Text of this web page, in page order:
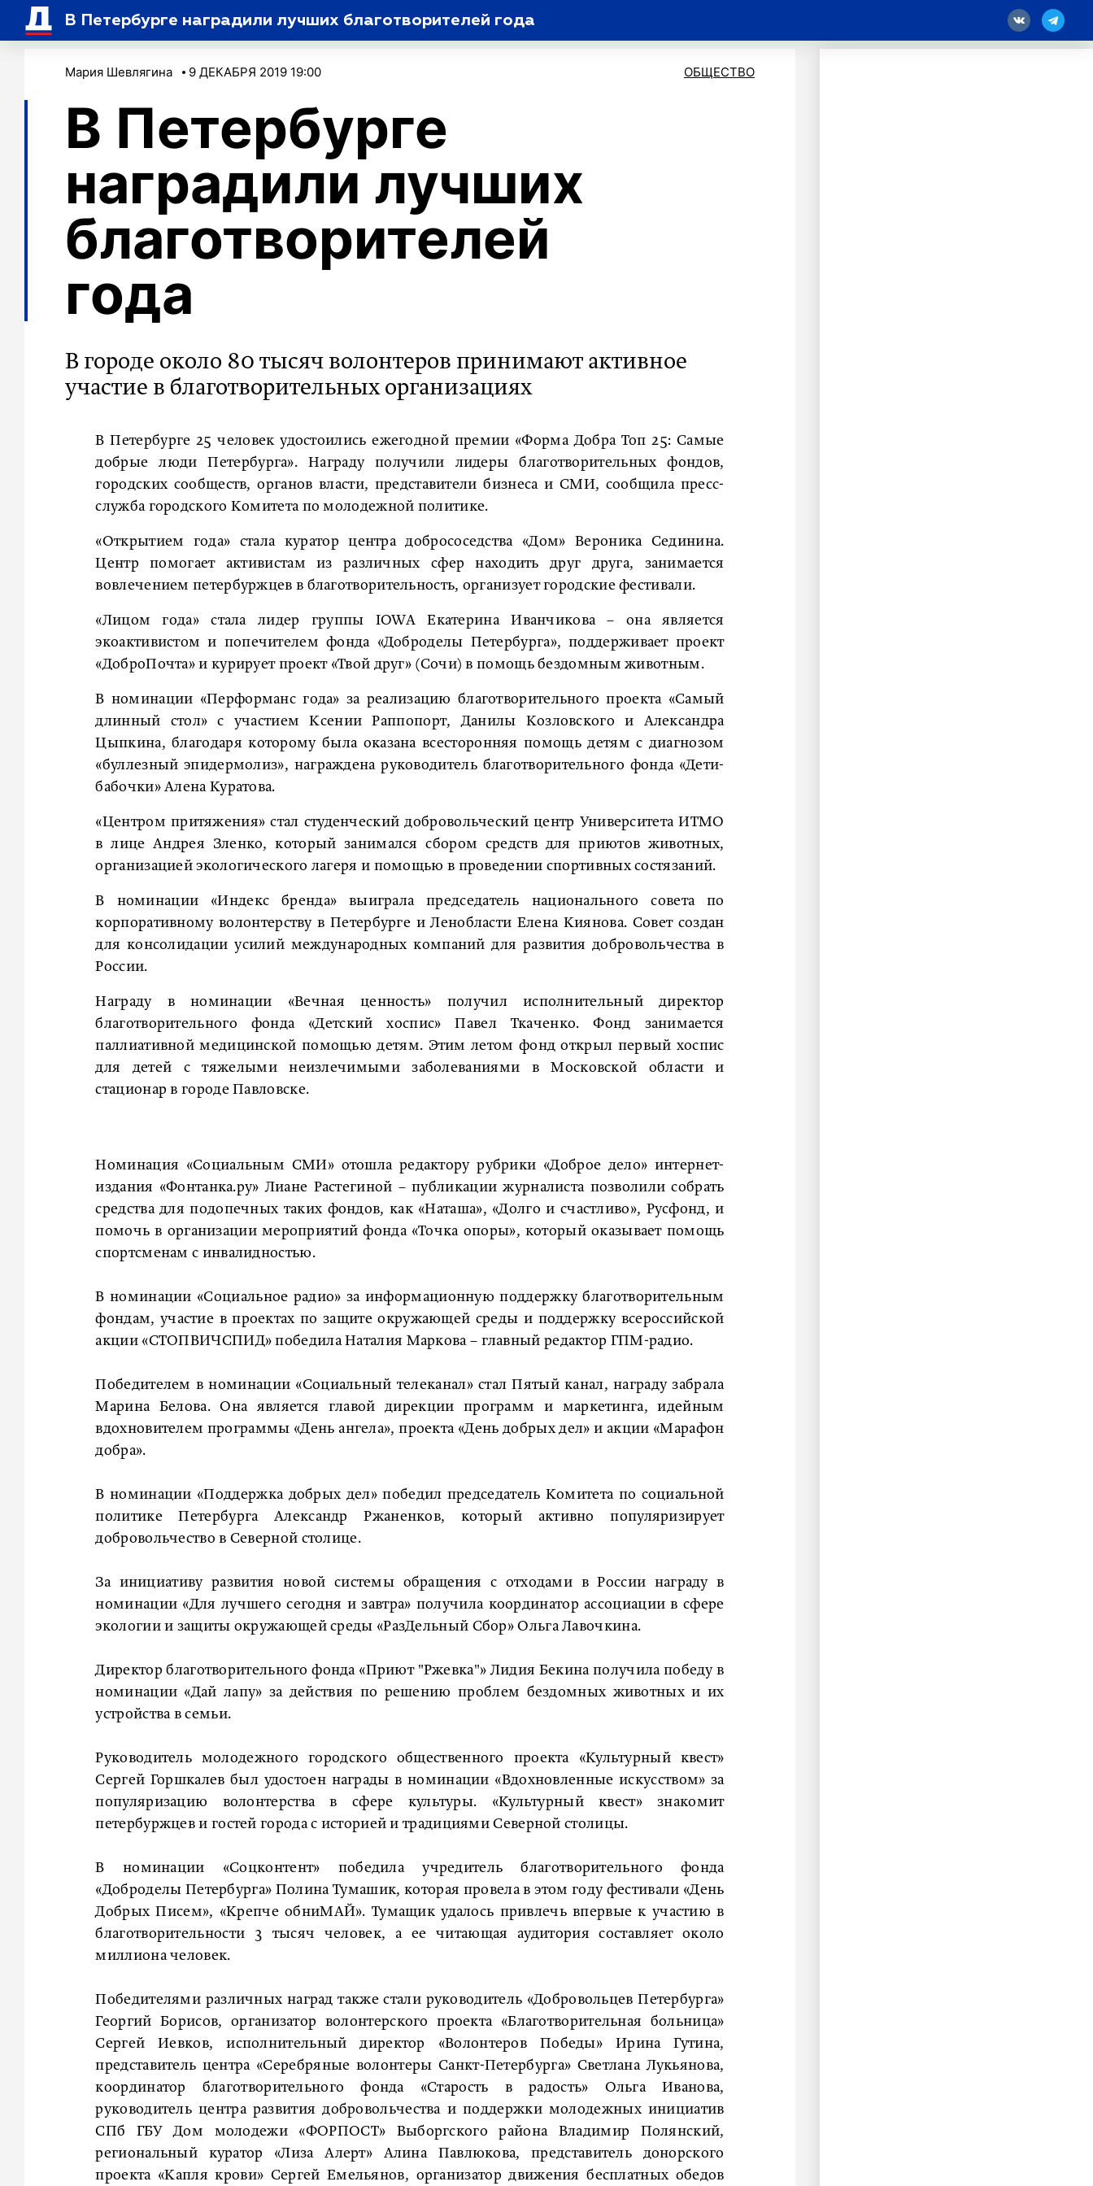
В Петербурге наградили лучших благотворителей года
Мария Шевлягина 9 ДЕКАБРЯ 2019 19:00 ОБЩЕСТВО
В Петербурге
наградили лучших
благотворителей
года
В городе около 80 тысяч волонтеров принимают активное
участие в благотворительных организациях
В Петербурге 25 человек удостоились ежегодной премии «Форма Добра Топ 25: Самые
добрые люди Петербурга». Награду получили лидеры благотворительных фондов,
городских сообществ, органов власти, представители бизнеса и СМИ, сообщила пресс-
служба городского Комитета по молодежной политике.
«Открытием года» стала куратор центра добрососедства «Дом» Вероника Сединина.
Центр помогает активистам из различных сфер находить друг друга, занимается
вовлечением петербуржцев в благотворительность, организует городские фестивали.
«Лицом года» стала лидер группы IOWA Екатерина Иванчикова – она является
экоактивистом и попечителем фонда «Доброделы Петербурга», поддерживает проект
«ДоброПочта» и курирует проект «Твой друг» (Сочи) в помощь бездомным животным.
В номинации «Перформанс года» за реализацию благотворительного проекта «Самый
длинный стол» с участием Ксении Раппопорт, Данилы Козловского и Александра
Цыпкина, благодаря которому была оказана всесторонняя помощь детям с диагнозом
«буллезный эпидермолиз», награждена руководитель благотворительного фонда «Дети-
бабочки» Алена Куратова.
«Центром притяжения» стал студенческий добровольческий центр Университета ИТМО
в лице Андрея Зленко, который занимался сбором средств для приютов животных,
организацией экологического лагеря и помощью в проведении спортивных состязаний.
В номинации «Индекс бренда» выиграла председатель национального совета по
корпоративному волонтерству в Петербурге и Ленобласти Елена Киянова. Совет создан
для консолидации усилий международных компаний для развития добровольчества в
России.
Награду в номинации «Вечная ценность» получил исполнительный директор
благотворительного фонда «Детский хоспис» Павел Ткаченко. Фонд занимается
паллиативной медицинской помощью детям. Этим летом фонд открыл первый хоспис
для детей с тяжелыми неизлечимыми заболеваниями в Московской области и
стационар в городе Павловске.
Номинация «Социальным СМИ» отошла редактору рубрики «Доброе дело» интернет-
издания «Фонтанка.ру» Лиане Растегиной – публикации журналиста позволили собрать
средства для подопечных таких фондов, как «Наташа», «Долго и счастливо», Русфонд, и
помочь в организации мероприятий фонда «Точка опоры», который оказывает помощь
спортсменам с инвалидностью.
В номинации «Социальное радио» за информационную поддержку благотворительным
фондам, участие в проектах по защите окружающей среды и поддержку всероссийской
акции «СТОПВИЧСПИД» победила Наталия Маркова – главный редактор ГПМ-радио.
Победителем в номинации «Социальный телеканал» стал Пятый канал, награду забрала
Марина Белова. Она является главой дирекции программ и маркетинга, идейным
вдохновителем программы «День ангела», проекта «День добрых дел» и акции «Марафон
добра».
В номинации «Поддержка добрых дел» победил председатель Комитета по социальной
политике Петербурга Александр Ржаненков, который активно популяризирует
добровольчество в Северной столице.
За инициативу развития новой системы обращения с отходами в России награду в
номинации «Для лучшего сегодня и завтра» получила координатор ассоциации в сфере
экологии и защиты окружающей среды «РазДельный Сбор» Ольга Лавочкина.
Директор благотворительного фонда «Приют "Ржевка"» Лидия Бекина получила победу в
номинации «Дай лапу» за действия по решению проблем бездомных животных и их
устройства в семьи.
Руководитель молодежного городского общественного проекта «Культурный квест»
Сергей Горшкалев был удостоен награды в номинации «Вдохновленные искусством» за
популяризацию волонтерства в сфере культуры. «Культурный квест» знакомит
петербуржцев и гостей города с историей и традициями Северной столицы.
В номинации «Соцконтент» победила учредитель благотворительного фонда
«Доброделы Петербурга» Полина Тумашик, которая провела в этом году фестивали «День
Добрых Писем», «Крепче обниМАЙ». Тумащик удалось привлечь впервые к участию в
благотворительности 3 тысяч человек, а ее читающая аудитория составляет около
миллиона человек.
Победителями различных наград также стали руководитель «Добровольцев Петербурга»
Георгий Борисов, организатор волонтерского проекта «Благотворительная больница»
Сергей Иевков, исполнительный директор «Волонтеров Победы» Ирина Гутина,
представитель центра «Серебряные волонтеры Санкт-Петербурга» Светлана Лукьянова,
координатор благотворительного фонда «Старость в радость» Ольга Иванова,
руководитель центра развития добровольчества и поддержки молодежных инициатив
СПб ГБУ Дом молодежи «ФОРПОСТ» Выборгского района Владимир Полянский,
региональный куратор «Лиза Алерт» Алина Павлюкова, представитель донорского
проекта «Капля крови» Сергей Емельянов, организатор движения бесплатных обедов